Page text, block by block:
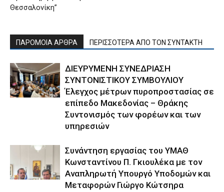
Θεσσαλονίκη”
ΠΑΡΟΜΟΙΑ ΑΡΘΡΑ ΠΕΡΙΣΣΟΤΕΡΑ ΑΠΟ ΤΟΝ ΣΥΝΤΑΚΤΗ
ΔΙΕΥΡΥΜΕΝΗ ΣΥΝΕΔΡΙΑΣΗ
ΣΥΝΤΟΝΙΣΤΙΚΟΥ ΣΥΜΒΟΥΛΙΟΥ
Έλεγχος μέτρων πυροπροστασίας σε
επίπεδο Μακεδονίας – Θράκης
Συντονισμός των φορέων και των
υπηρεσιών
Συνάντηση εργασίας του ΥΜΑΘ
Κωνσταντίνου Π. Γκιουλέκα με τον
Αναπληρωτή Υπουργό Υποδομών και
Μεταφορών Γιώργο Κώτσηρα